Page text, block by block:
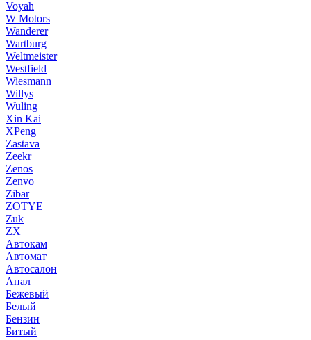
Voyah
W Motors
Wanderer
Wartburg
Weltmeister
Westfield
Wiesmann
Willys
Wuling
Xin Kai
XPeng
Zastava
Zeekr
Zenos
Zenvo
Zibar
ZOTYE
Zuk
ZX
Автокам
Автомат
Автосалон
Апал
Бежевый
Белый
Бензин
Битый